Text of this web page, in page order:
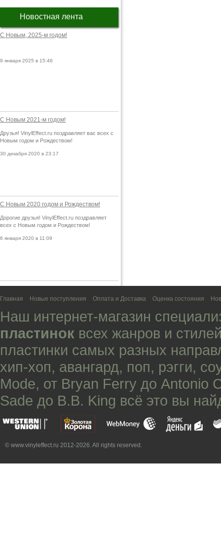
Новостная лента
С Новым, 2025-м годом!
9 января 2025 в 15:46
С Новым 2021-м годом!
Друзья! VinylEffect.ru поздравляет вас всех с
Новым годом и Рождеством!
30 декабря 2020 в 23:17
С Новым 2020 годом и Рождеством!
Дорогие друзья! VinylEffect.ru поздравляет
всех с Новым годом и Рождеством!
6 января 2020 в 11:09
Главная Новые поступления Оплата и Доставка Оценка состояния
Наш интернет-магазин
пластинок всех жанров и
пластинки самых разных
хип-хоп, авангард, поп, рэгги,
Mode, от Bryan Ferry до Antonio
Sade до B.B. King всё это вы
© www.vinyleffect.ru 2012-2026. All rights reserved.